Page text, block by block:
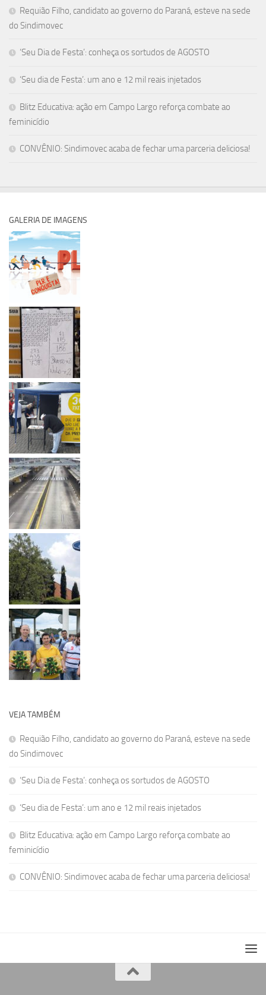
Requião Filho, candidato ao governo do Paraná, esteve na sede
do Sindimovec
‘Seu Dia de Festa’: conheça os sortudos de AGOSTO
‘Seu dia de Festa’: um ano e 12 mil reais injetados
Blitz Educativa: ação em Campo Largo reforça combate ao
feminicídio
CONVÊNIO: Sindimovec acaba de fechar uma parceria deliciosa!
GALERIA DE IMAGENS
VEJA TAMBÉM
Requião Filho, candidato ao governo do Paraná, esteve na sede
do Sindimovec
‘Seu Dia de Festa’: conheça os sortudos de AGOSTO
‘Seu dia de Festa’: um ano e 12 mil reais injetados
Blitz Educativa: ação em Campo Largo reforça combate ao
feminicídio
CONVÊNIO: Sindimovec acaba de fechar uma parceria deliciosa!